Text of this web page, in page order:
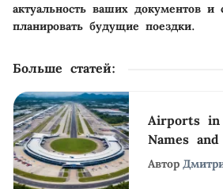
актуальность ваших документов и
планировать будущие поездки.
Больше статей:
Airports in
Names
Information
Автор